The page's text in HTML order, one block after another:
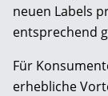
neuen Labels
entsprechend
Für
erhebliche